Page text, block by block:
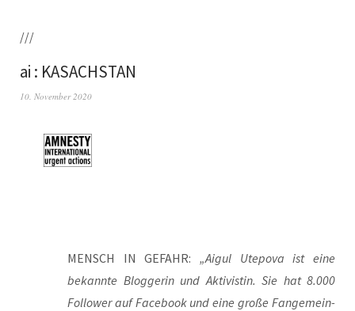
///
ai : KASACHSTAN
10. November 2020
MENSCH IN GEFAHR: „Aigul Ute­po­va ist eine
bekann­te Blog­ge­rin und Akti­vis­tin. Sie hat 8.000
Fol­lower auf Face­book und eine gro­ße Fan­ge­mein­